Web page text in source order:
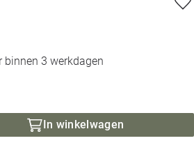
binnen 3 werkdagen
In winkelwagen